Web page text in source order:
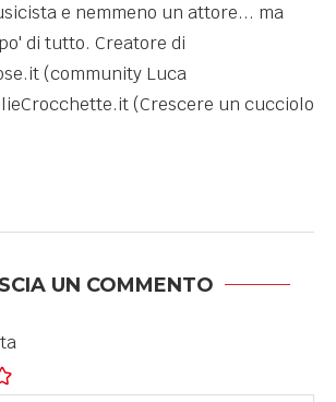
e nemmeno un attore... ma
di tutto. Creatore di
(community Luca
(Crescere un cucciolo
UN COMMENTO